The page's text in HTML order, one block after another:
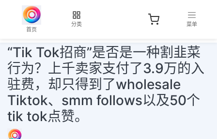
首页
分类 菜单
“Tik Tok招商”是否是一种割韭菜
行为？上千卖家支付了3.9万的入
驻费，却只得到了wholesale
Tiktok、smm follows以及50个
tik tok点赞。